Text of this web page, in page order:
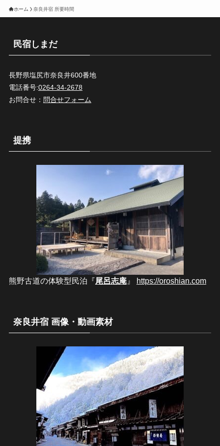
ホーム 奈良井宿 所要時間
民宿しまだ
長野県塩尻市奈良井600番地
電話番号:0264-34-2678
お問合せ： 問合せフォーム
提携
熊野古道の体験型民泊『尾呂志庵』 https://oroshian.com
奈良井宿 画像・動画素材